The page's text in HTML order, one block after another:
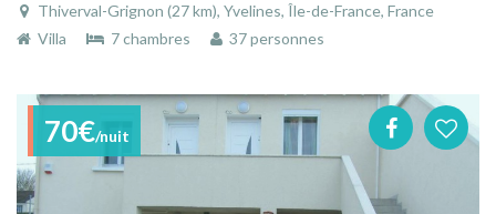
Thiverval-Grignon (27 km), Yvelines, Île-de-France, France
Villa
7 chambres 37 personnes
70€/nuit